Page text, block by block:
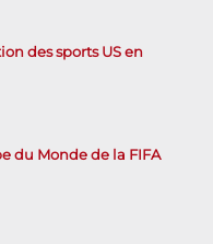
des sports US en
du Monde de la FIFA